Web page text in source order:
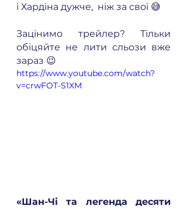
і Хардіна дужче,  ніж за свої 😅
Зацінимо трейлер? Тільки
обіцяйте не лити сльози вже
зараз 😉
https://www.youtube.com/watch?
v=crwFOT-S1XM
«Шан-Чі та легенда десяти